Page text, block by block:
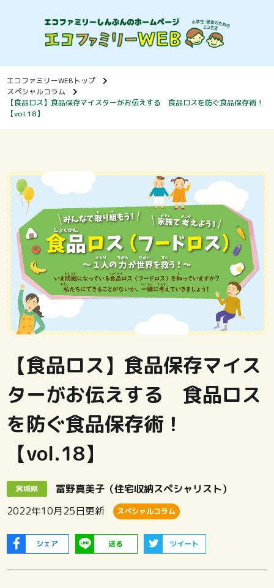
エコファミリーWEBトップ
スペシャルコラム
【食品ロス】食品保存マイスターがお伝えする 食品ロスを防ぐ食品保存術！
【vol.18】
【食品ロス】食品保存マイス
ターがお伝えする 食品ロス
を防ぐ食品保存術！
【vol.18】
宮城県
冨野真美子（住宅収納スペシャリスト）
2022年10月25日更新 スペシャルコラム
シェア 送る ツイート